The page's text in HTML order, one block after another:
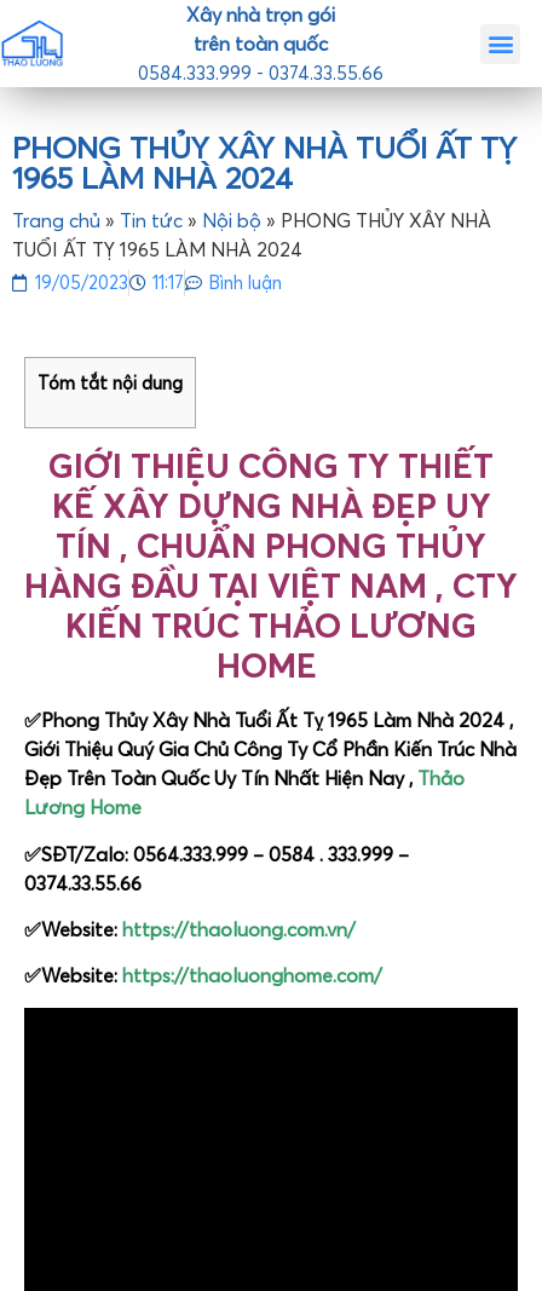
Xây nhà trọn gói
trên toàn quốc
0584.333.999 - 0374.33.55.66
PHONG THỦY XÂY NHÀ TUỔI ẤT TỴ
1965 LÀM NHÀ 2024
Trang chủ » Tin tức » Nội bộ » PHONG THỦY XÂY NHÀ
TUỔI ẤT TỴ 1965 LÀM NHÀ 2024
19/05/2023 11:17 Bình luận
Tóm tắt nội dung
GIỚI THIỆU CÔNG TY THIẾT
KẾ XÂY DỰNG NHÀ ĐẸP UY
TÍN , CHUẨN PHONG THỦY
HÀNG ĐẦU TẠI VIỆT NAM , CTY
KIẾN TRÚC THẢO LƯƠNG
HOME
✅Phong Thủy Xây Nhà Tuổi Ất Tỵ 1965 Làm Nhà 2024 ,
Giới Thiệu Quý Gia Chủ Công Ty Cổ Phần Kiến Trúc Nhà
Đẹp Trên Toàn Quốc Uy Tín Nhất Hiện Nay , Thảo
Lương Home
✅SĐT/Zalo: 0564.333.999 – 0584 . 333.999 –
0374.33.55.66
✅Website: https://thaoluong.com.vn/
✅Website: https://thaoluonghome.com/